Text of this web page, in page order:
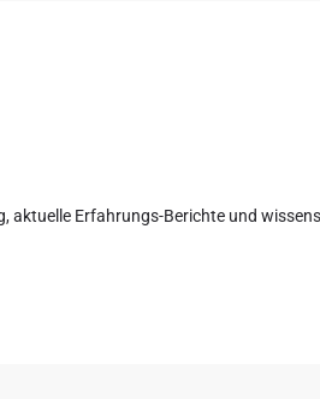
aktuelle Erfahrungs-Berichte und